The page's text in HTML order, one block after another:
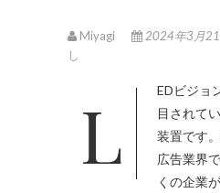
Miyagi 2024年3月
し
LEDビジョンは、最近ますます注
目されて
装置です。
広告業界
くの企業